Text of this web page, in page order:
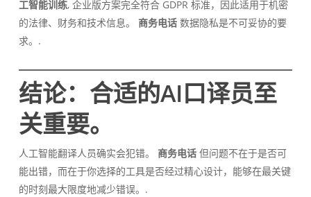
工智能训练, 企业版方案完全符合 GDPR 标准，因此适用于机密
的法律、财务和技术信息。 商务电话数据隐私是不可妥协的要
求。.
结论：合适的AI口译员至
关重要。
人工智能翻译人员确实会犯错。 商务电话但问题不在于是否可
能出错，而在于你选择的工具是否经过精心设计，能够在最关键
的时刻最大限度地减少错误。.